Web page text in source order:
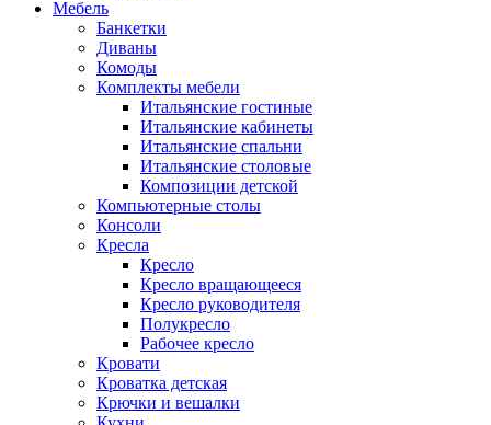
Мебель
Банкетки
Диваны
Комоды
Комплекты мебели
Итальянские гостиные
Итальянские кабинеты
Итальянские спальни
Итальянские столовые
Композиции детской
Компьютерные столы
Консоли
Кресла
Кресло
Кресло вращающееся
Кресло руководителя
Полукресло
Рабочее кресло
Кровати
Кроватка детская
Крючки и вешалки